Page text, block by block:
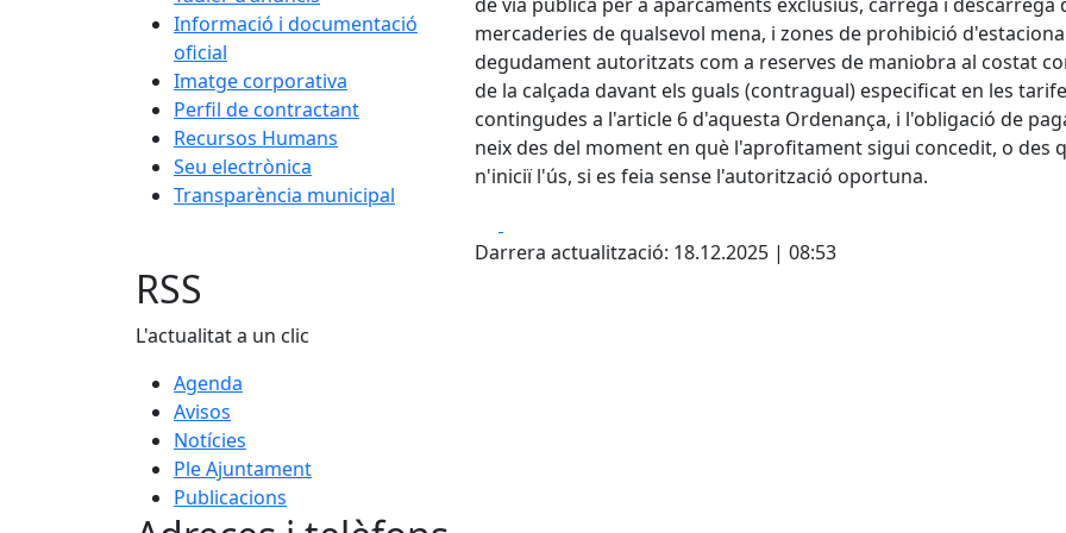
Informació i documentació
oficial
Imatge corporativa
Perfil de contractant
Recursos Humans
Seu electrònica
Transparència municipal
mercaderies de qualsevol mena, i zones de prohibició
degudament autoritzats com a reserves de maniobra al costat
de la calçada davant els guals (contragual) especificat en les
contingudes a l'article 6 d'aquesta Ordenança, i l'obligació de
neix des del moment en què l'aprofitament sigui concedit, o des
n'iniciï l'ús, si es feia sense l'autorització oportuna.
Darrera actualització: 18.12.2025 | 08:53
RSS
L'actualitat a un clic
Agenda
Avisos
Notícies
Ple Ajuntament
Publicacions